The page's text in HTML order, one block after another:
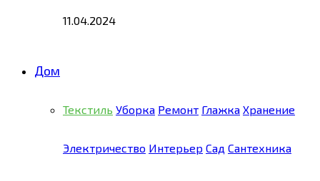
11.04.2024
Дом
Текстиль Уборка Ремонт Глажка Хранение
Электричество Интерьер Сад Сантехника